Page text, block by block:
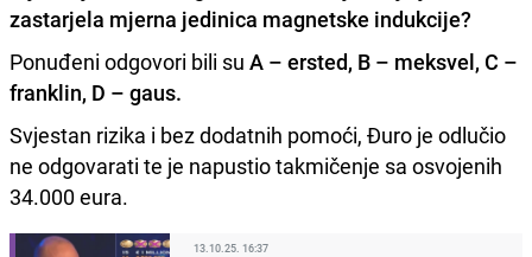
zastarjela mjerna jedinica magnetske indukcije?
Ponuđeni odgovori bili su A – ersted, B – meksvel, C –
franklin, D – gaus.
Svjestan rizika i bez dodatnih pomoći, Đuro je odlučio
ne odgovarati te je napustio takmičenje sa osvojenih
34.000 eura.
13.10.25. 16:37